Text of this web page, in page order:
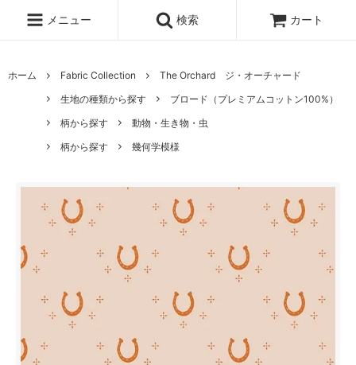
メニュー 検索 カート
ホーム Fabric Collection
The Orchard ジ・オーチャード
生地の種類から探す
ブロード（プレミアムコットン100%）
柄から探す
動物・生き物・虫
柄から探す
幾何学模様